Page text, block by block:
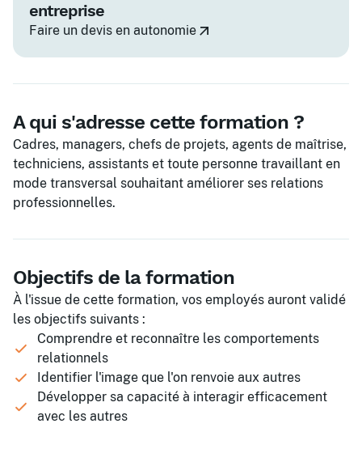
entreprise
Faire un devis en autonomie
A qui s'adresse cette formation ?
Cadres, managers, chefs de projets, agents de maîtrise,
techniciens, assistants et toute personne travaillant en
mode transversal souhaitant améliorer ses relations
professionnelles.
Objectifs de la formation
À l'issue de cette formation, vos employés auront validé
les objectifs suivants :
Comprendre et reconnaître les comportements
relationnels
Identifier l'image que l'on renvoie aux autres
Développer sa capacité à interagir efficacement
avec les autres